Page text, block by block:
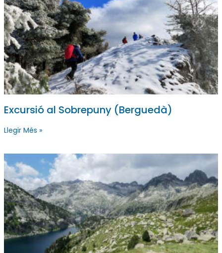
Excursió al Sobrepuny (Berguedà)
Llegir Més »